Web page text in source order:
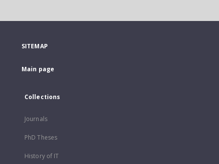
SITEMAP
Main page
Collections
Journals
PhD Theses
History of IT